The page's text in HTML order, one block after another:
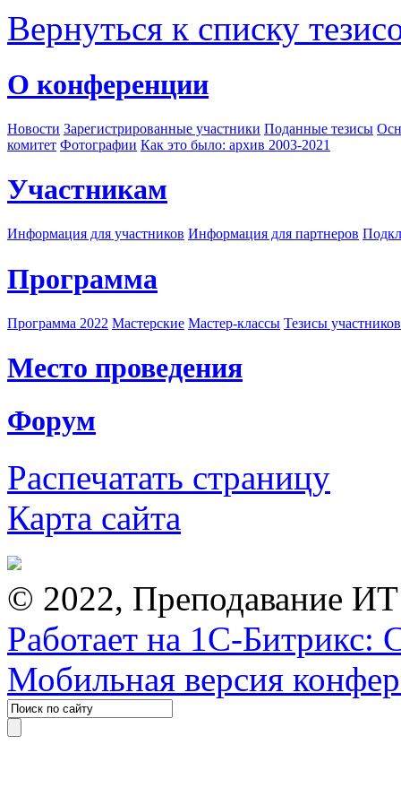
Вернуться к списку
О конференции
Новости Зарегистрированные участники Поданные тезисы
комитет Фотографии Как это было: архив 2003-2021
Участникам
Информация для участников Информация для партнеров
Программа
Программа 2022 Мастерские Мастер-классы Тезисы
Место проведения
Форум
Распечатать страницу
Карта сайта
© 2022, Преподавание
Работает на 1С-Битрикс:
Мобильная версия